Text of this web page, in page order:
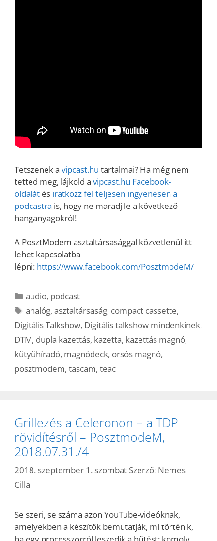
Tetszenek a vipcast.hu tartalmai? Ha még nem
tetted meg, lájkold a vipcast.hu Facebook-
oldalát és iratkozz fel teljesen ingyenesen a
podcastra is, hogy ne maradj le a következő
hanganyagokról!
A PosztModem asztaltársasággal közvetlenül itt
lehet kapcsolatba
lépni: https://www.facebook.com/PosztmodeM/
Kategória
audio, podcast
Címkék
analóg,asztaltársaság, compact cassette,
Digitális Talkshow, Digitális talkshow mindenkinek,
DTM, dupla kazettás, kazetta, kazettás magnó,
kütyühíradó, magnódeck, orsós magnó,
posztmodem, tascam, teac
Grillezés a Celeronon – a TDP
rövidítésről – PosztmodeM,
2018.07.31./4
2018. szeptember 1. szombat Szerző: Nemes
Cilla
Se szeri, se száma azon YouTube-videóknak,
amelyekben a készítők bemutatják, mi történik,
ha egy processzorról leszedik a hűtést: komoly